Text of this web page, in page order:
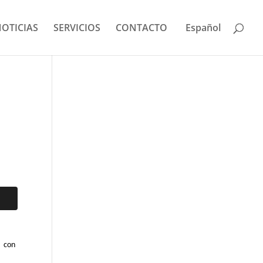
SERVICIOS CONTACTO Español
con